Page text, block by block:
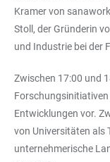
Kramer von
Stoll, der Gründerin
und Industrie bei der
Zwischen 17:00 und
Forschungsinitiativen
Entwicklungen vor.
von Universitäten als
unternehmerische